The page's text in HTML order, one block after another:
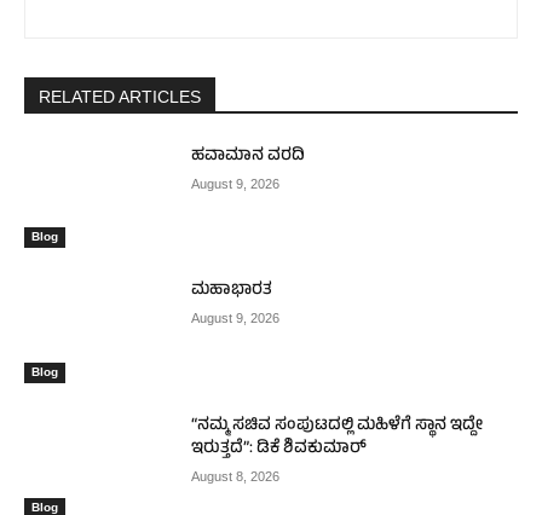
RELATED ARTICLES
Blog
ಹವಾಮಾನ ವರದಿ
August 9, 2026
Blog
ಮಹಾಭಾರತ
August 9, 2026
Blog
“ನಮ್ಮ ಸಚಿವ ಸಂಪುಟದಲ್ಲಿ ಮಹಿಳೆಗೆ ಸ್ಥಾನ ಇದ್ದೇ
ಇರುತ್ತದೆ”: ಡಿಕೆ ಶಿವಕುಮಾರ್
August 8, 2026